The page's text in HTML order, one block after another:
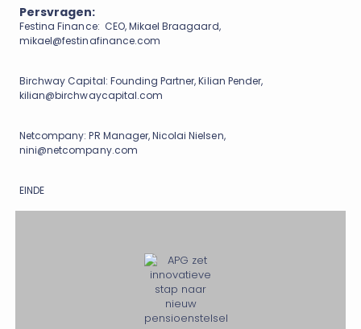
Persvragen:
Festina Finance: CEO, Mikael Braagaard,
mikael@festinafinance.com
Birchway Capital: Founding Partner, Kilian Pender,
kilian@birchwaycapital.com
Netcompany: PR Manager, Nicolai Nielsen,
nini@netcompany.com
EINDE